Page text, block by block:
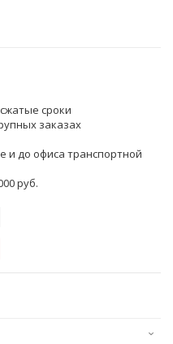
сроки
заказах
и до офиса транспортной
руб.